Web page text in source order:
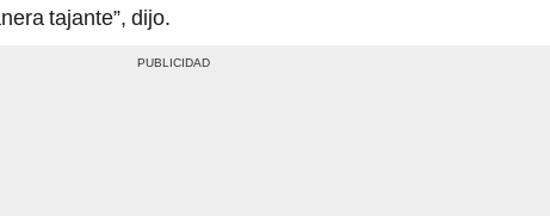
tajante”, dijo.